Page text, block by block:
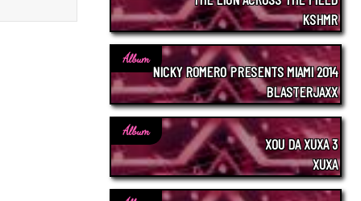
KSHMR
Álbum
NICKY ROMERO PRESENTS MIAMI 2014
BLASTERJAXX
Álbum
XOU DA XUXA 3
XUXA